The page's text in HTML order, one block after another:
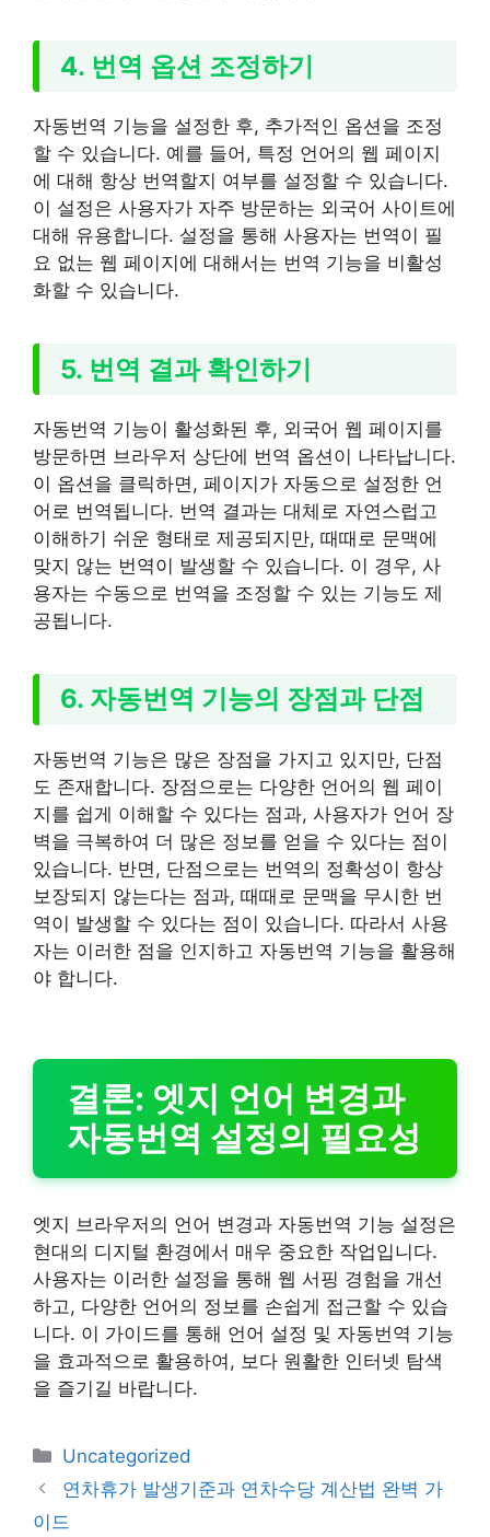
4. 번역 옵션 조정하기
자동번역 기능을 설정한 후, 추가적인 옵션을 조정
할 수 있습니다. 예를 들어, 특정 언어의 웹 페이지
에 대해 항상 번역할지 여부를 설정할 수 있습니다.
이 설정은 사용자가 자주 방문하는 외국어 사이트에
대해 유용합니다. 설정을 통해 사용자는 번역이 필
요 없는 웹 페이지에 대해서는 번역 기능을 비활성
화할 수 있습니다.
5. 번역 결과 확인하기
자동번역 기능이 활성화된 후, 외국어 웹 페이지를
방문하면 브라우저 상단에 번역 옵션이 나타납니다.
이 옵션을 클릭하면, 페이지가 자동으로 설정한 언
어로 번역됩니다. 번역 결과는 대체로 자연스럽고
이해하기 쉬운 형태로 제공되지만, 때때로 문맥에
맞지 않는 번역이 발생할 수 있습니다. 이 경우, 사
용자는 수동으로 번역을 조정할 수 있는 기능도 제
공됩니다.
6. 자동번역 기능의 장점과 단점
자동번역 기능은 많은 장점을 가지고 있지만, 단점
도 존재합니다. 장점으로는 다양한 언어의 웹 페이
지를 쉽게 이해할 수 있다는 점과, 사용자가 언어 장
벽을 극복하여 더 많은 정보를 얻을 수 있다는 점이
있습니다. 반면, 단점으로는 번역의 정확성이 항상
보장되지 않는다는 점과, 때때로 문맥을 무시한 번
역이 발생할 수 있다는 점이 있습니다. 따라서 사용
자는 이러한 점을 인지하고 자동번역 기능을 활용해
야 합니다.
결론: 엣지 언어 변경과
자동번역 설정의 필요성
엣지 브라우저의 언어 변경과 자동번역 기능 설정은
현대의 디지털 환경에서 매우 중요한 작업입니다.
사용자는 이러한 설정을 통해 웹 서핑 경험을 개선
하고, 다양한 언어의 정보를 손쉽게 접근할 수 있습
니다. 이 가이드를 통해 언어 설정 및 자동번역 기능
을 효과적으로 활용하여, 보다 원활한 인터넷 탐색
을 즐기길 바랍니다.
카
테
Uncategorized
연차휴가 발생기준과 연차수당 계산법 완벽 가
이드